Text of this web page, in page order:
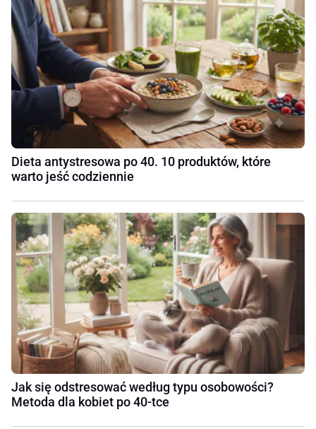
Dieta antystresowa po 40. 10 produktów, które
warto jeść codziennie
Jak się odstresować według typu osobowości?
Metoda dla kobiet po 40-tce